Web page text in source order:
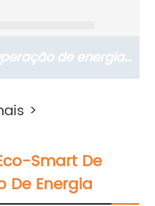
de energia
série CFA (ERVs
>
Smart De
De Energia